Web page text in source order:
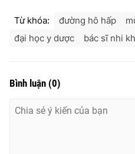
Từ khóa: đường hô hấp
đại học y dược
bác sĩ nhi
Bình luận (0)